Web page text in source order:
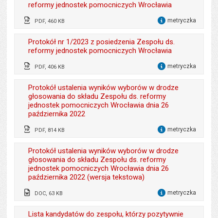
Ostatnio zaktualizował:
Monika Florczak
Data ostatniej aktualizacji:
04.07.2023 10:16
Liczba pobrań:
278
Data wytworzenia:
19.04.2023
Opublikował w BIP:
Monika Florczak
Data opublikowania:
18.05.2023 11:39
Ostatnio zaktualizował:
Monika Florczak
Data ostatniej aktualizacji:
04.07.2023 10:14
Liczba pobrań:
256
reformy jednostek pomocniczych Wrocławia
PDF, 460 KB metryczka
Wytworzył:
Jacek Pluta
Data wytworzenia:
22.03.2023
Opublikował w BIP:
Monika Florczak
Data opublikowania:
21.04.2023 06:58
Ostatnio zaktualizował:
Monika Florczak
Data ostatniej aktualizacji:
Liczba pobrań:
Protokół nr 1/2023 z posiedzenia Zespołu ds.
reformy jednostek pomocniczych Wrocławia
PDF, 406 KB metryczka
Wytworzył:
Jacek Pluta
Data wytworzenia:
26.01.2023
Opublikował w BIP:
Data opublikowania:
08.02.2023 11:46
Ostatnio zaktualizował:
Monika Florczak
Data ostatniej aktualizacji:
04.07.2023 10:15
Liczba pobrań:
319
Protokół ustalenia wyników wyborów w drodze
głosowania do składu Zespołu ds. reformy
jednostek pomocniczych Wrocławia dnia 26
października 2022
PDF, 814 KB metryczka
Wytworzył:
Sebastian Wolszczak
Data wytworzenia:
26.10.2022
Opublikował w BIP:
Monika Florczak
Data opublikowania:
08.11.2022 14:08
Liczba pobrań:
361
Protokół ustalenia wyników wyborów w drodze
głosowania do składu Zespołu ds. reformy
jednostek pomocniczych Wrocławia dnia 26
października 2022 (wersja tekstowa)
DOC, 63 KB metryczka
Wytworzył:
Sebastian Wolszczak
Lista kandydatów do zespołu, którzy pozytywnie